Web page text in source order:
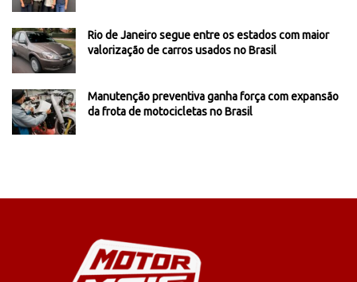
Rio de Janeiro segue entre os estados com maior
valorização de carros usados no Brasil
Manutenção preventiva ganha força com expansão
da frota de motocicletas no Brasil